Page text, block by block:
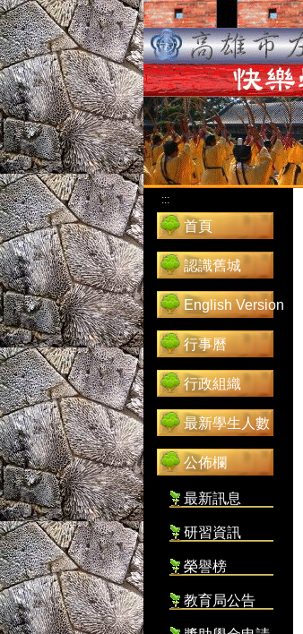
:::
首頁
認識舊城
English Version
行事曆
行政組織
最新學生人數
公佈欄
最新訊息
研習資訊
榮譽榜
教育局公告